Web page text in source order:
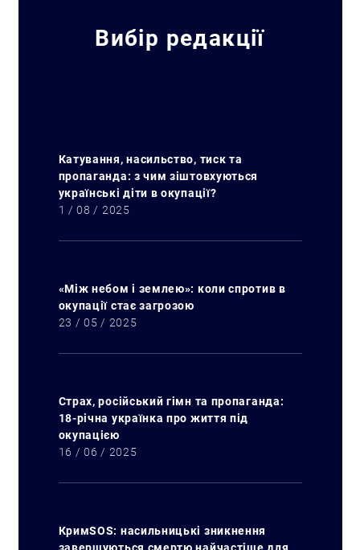
Вибір редакції
Катування, насильство, тиск та
пропаганда: з чим зіштовхуються
українські діти в окупації?
1 / 08 / 2025
«Між небом і землею»: коли спротив в
окупації стає загрозою
23 / 05 / 2025
Страх, російський гімн та пропаганда:
18-річна українка про життя під
окупацією
16 / 06 / 2025
КримSOS: насильницькі зникнення